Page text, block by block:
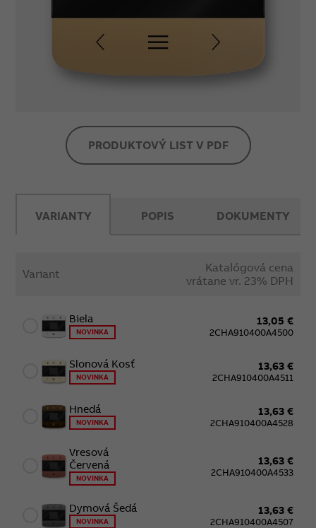
PRODUKTOVÝ LIST V PDF
VARIANTY
Variant
Katalógová cena
vrátane vr. 23% DPH
Biela
NOVINKA
13,05 €
2CHA910400A4500
Slonová Kosť
NOVINKA
13,63 €
2CHA910400A4511
Hnedá
NOVINKA
13,63 €
2CHA910400A4528
Vresová
Červená
NOVINKA
13,63 €
2CHA910400A4533
Dymová Šedá
NOVINKA
13,63 €
2CHA910400A4507
POPIS DOKUMENTY